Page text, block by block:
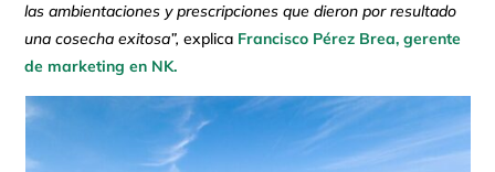
las ambientaciones y prescripciones que dieron por resultado
una cosecha exitosa”, explica Francisco Pérez Brea, gerente
de marketing en NK.